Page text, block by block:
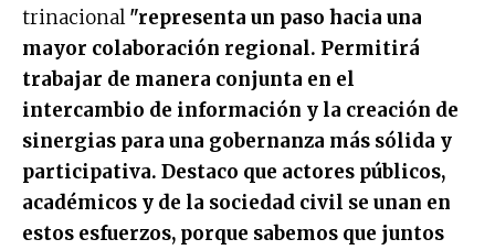
trinacional"representa un paso hacia una
mayor colaboración regional. Permitirá
trabajar de manera conjunta en el
intercambio de información y la creación de
sinergias para una gobernanza más sólida y
participativa. Destaco que actores públicos,
académicos y de la sociedad civil se unan en
estos esfuerzos, porque sabemos que juntos